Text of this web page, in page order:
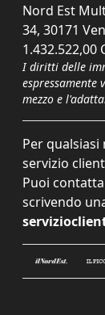
Nord Est
34, 30171
1.432.522,00
I diritti delle
mezzo e
Per
servizio
Puoi
scrivendo